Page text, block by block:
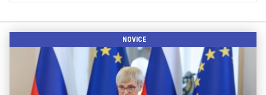
NOVICE